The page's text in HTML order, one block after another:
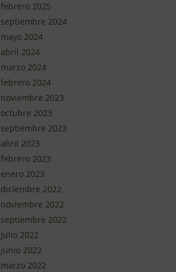
febrero 2025
septiembre 2024
mayo 2024
abril 2024
marzo 2024
febrero 2024
noviembre 2023
octubre 2023
septiembre 2023
abril 2023
febrero 2023
enero 2023
diciembre 2022
noviembre 2022
septiembre 2022
julio 2022
junio 2022
marzo 2022